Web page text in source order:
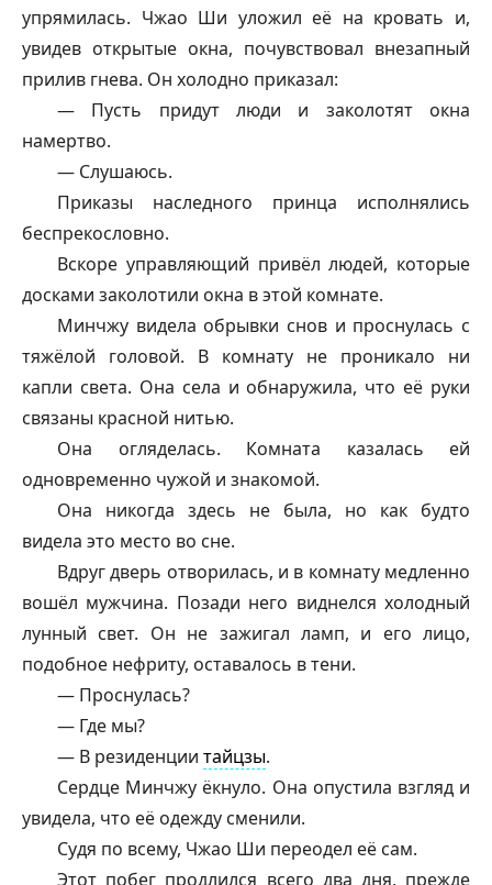
упрямилась. Чжао Ши уложил её на кровать и,
увидев открытые окна, почувствовал внезапный
прилив гнева. Он холодно приказал:
— Пусть придут люди и заколотят окна
намертво.
— Слушаюсь.
Приказы наследного принца исполнялись
беспрекословно.
Вскоре управляющий привёл людей, которые
досками заколотили окна в этой комнате.
Минчжу видела обрывки снов и проснулась с
тяжёлой головой. В комнату не проникало ни
капли света. Она села и обнаружила, что её руки
связаны красной нитью.
Она огляделась. Комната казалась ей
одновременно чужой и знакомой.
Она никогда здесь не была, но как будто
видела это место во сне.
Вдруг дверь отворилась, и в комнату медленно
вошёл мужчина. Позади него виднелся холодный
лунный свет. Он не зажигал ламп, и его лицо,
подобное нефриту, оставалось в тени.
— Проснулась?
— Где мы?
— В резиденции тайцзы.
Сердце Минчжу ёкнуло. Она опустила взгляд и
увидела, что её одежду сменили.
Судя по всему, Чжао Ши переодел её сам.
Этот побег продлился всего два дня, прежде